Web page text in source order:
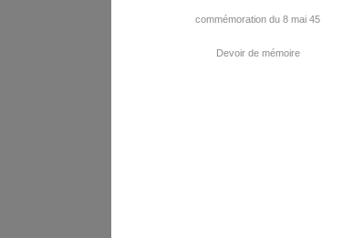
commémoration du 8 mai 45
Devoir de mémoire